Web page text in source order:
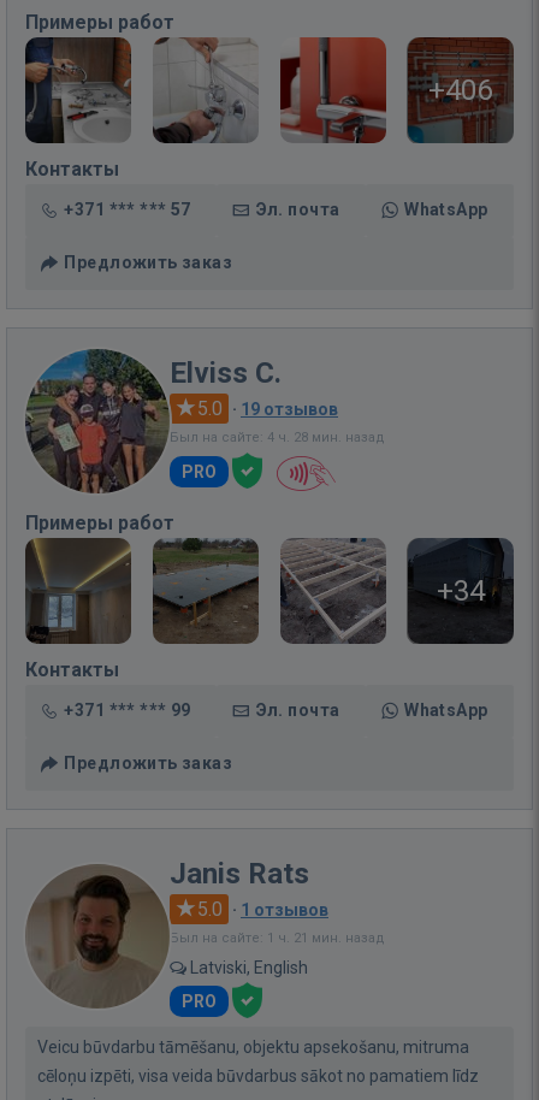
Примеры работ
+406
Контакты
+371 *** *** 57 Эл. почта WhatsApp
Предложить заказ
Elviss C.
5.0 · 19 отзывов
Был на сайте: 4 ч. 28 мин. назад
PRO
Примеры работ
+34
Контакты
+371 *** *** 99 Эл. почта WhatsApp
Предложить заказ
Janis Rats
5.0 · 1 отзывов
Был на сайте: 1 ч. 21 мин. назад
Latviski, English
PRO
Veicu būvdarbu tāmēšanu, objektu apsekošanu, mitruma
cēloņu izpēti, visa veida būvdarbus sākot no pamatiem līdz